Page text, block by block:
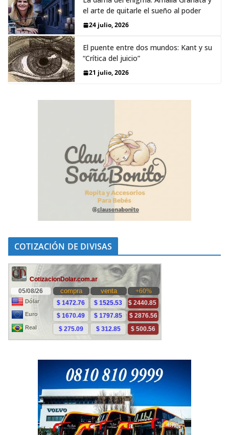
el arte de quitarle el sueño al poder
24 julio, 2026
El puente entre dos mundos: Kant y su
“Crítica del juicio”
21 julio, 2026
COTIZACIÓN DE DIVISAS